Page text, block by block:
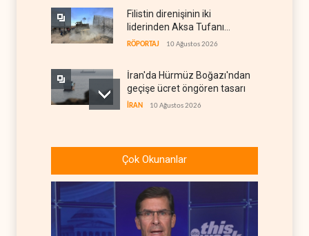
Filistin direnişinin iki
liderinden Aksa Tufanı
röportajı
RÖPORTAJ 10 Ağustos 2026
İran'da Hürmüz Boğazı'ndan
geçişe ücret öngören tasarı
İRAN 10 Ağustos 2026
ve bölgesel hesaplar
Trump: İran'la görüşmeleri
'yarım ağız' sürdürüyoruz
BATI YARIM KÜRE 09 Ağustos 2026
Çok Okunanlar